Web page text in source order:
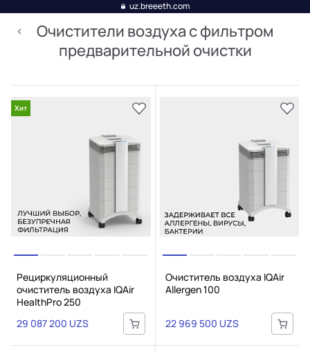
uz.breeeth.com
Очистители воздуха с фильтром
предварительной очистки
Хит
Рециркуляционный
очиститель воздуха IQAir
HealthPro 250
29 087 200 UZS
Очиститель воздуха IQAir
Allergen 100
22 969 500 UZS